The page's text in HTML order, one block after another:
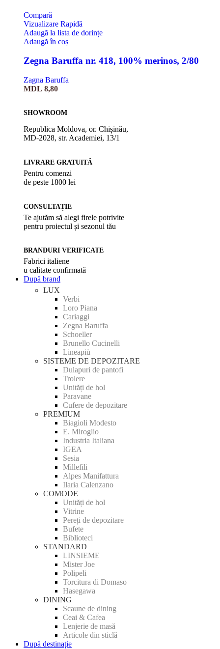
Compară
Vizualizare Rapidă
Adaugă la lista de dorințe
Adaugă în coș
Zegna Baruffa nr. 418, 100% merinos, 2/80
Zagna Baruffa
MDL 8,80
SHOWROOM
Republica Moldova, or. Chișinău,
MD-2028, str. Academiei, 13/1
LIVRARE GRATUITĂ
Pentru comenzi
de peste 1800 lei
CONSULTAȚIE
Te ajutăm să alegi firele potrivite
pentru proiectul și sezonul tău
BRANDURI VERIFICATE
Fabrici italiene
u calitate confirmată
După brand
LUX
Verbi
Loro Piana
Cariaggi
Zegna Baruffa
Schoeller
Brunello Cucinelli
Lineapiù
SISTEME DE DEPOZITARE
Dulapuri de pantofi
Trolere
Unități de hol
Paravane
Cufere de depozitare
PREMIUM
Biagioli Modesto
E. Miroglio
Industria Italiana
IGEA
Sesia
Millefili
Alpes Manifattura
Ilaria Calenzano
COMODE
Unități de hol
Vitrine
Pereți de depozitare
Bufete
Biblioteci
STANDARD
LINSIEME
Mister Joe
Polipeli
Torcitura di Domaso
Hasegawa
DINING
Scaune de dining
Ceai & Cafea
Lenjerie de masă
Articole din sticlă
După destinație